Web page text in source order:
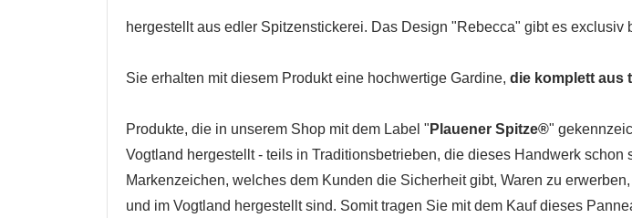
hergestellt aus edler Spitzenstickerei. Das Design "Rebecca" gibt es exclusiv
Sie erhalten mit diesem Produkt eine hochwertige Gardine, die komplett aus
Produkte, die in unserem Shop mit dem Label " Plauener Spitze®"
Vogtland hergestellt - teils in Traditionsbetrieben, die dieses Handwerk
Markenzeichen, welches dem Kunden die Sicherheit gibt, Waren zu
und im Vogtland hergestellt sind. Somit tragen Sie mit dem Kauf dieses